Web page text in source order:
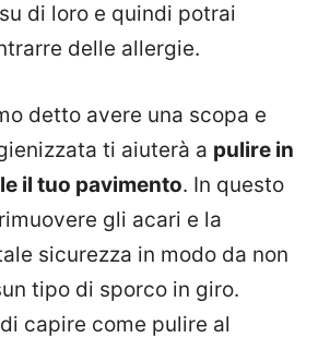
di loro e quindi potrai
delle allergie.
detto avere una scopa e
ti aiuterà a pulire in
il tuo pavimento. In questo
gli acari e la
sicurezza in modo da non
tipo di sporco in giro.
capire come pulire al